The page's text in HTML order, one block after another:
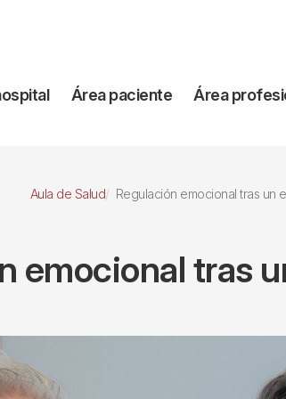
Área paciente Área
Aula de Salud Regulación emocional tras un
emocional tras